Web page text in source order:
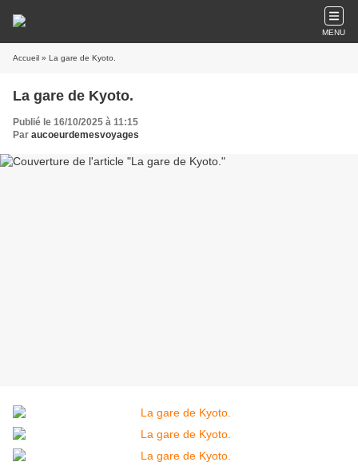
MENU
Accueil » La gare de Kyoto.
La gare de Kyoto.
Publié le 16/10/2025 à 11:15
Par aucoeurdemesvoyages